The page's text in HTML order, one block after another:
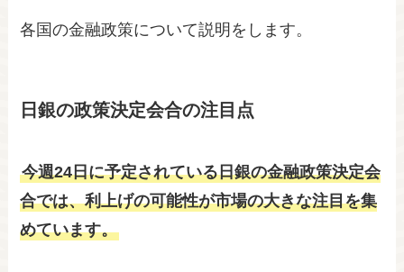
各国の金融政策について説明をします。
日銀の政策決定会合の注目点
今週24日に予定されている日銀の金融政策決定会
合では、利上げの可能性が市場の大きな注目を集
めています。